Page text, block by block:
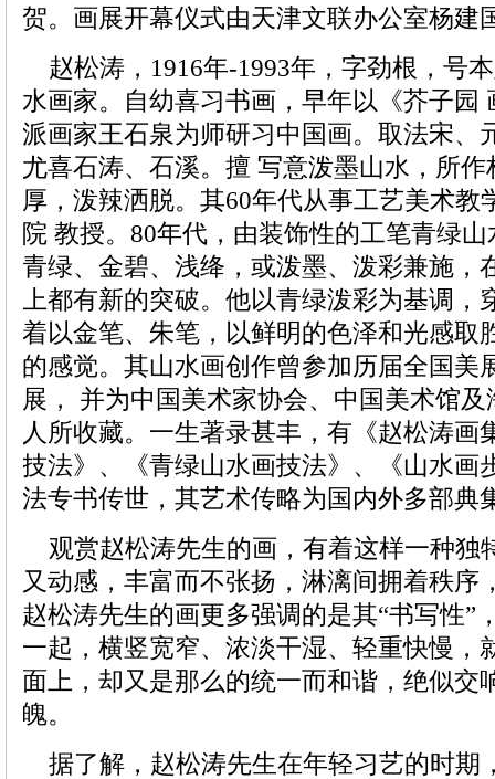
贺。画展开幕仪式由天津文联办公室杨建
赵松涛，1916年-1993年，字劲根，号
水画家。自幼喜习书画，早年以《芥子园
派画家王石泉为师研习中国画。取法宋、
尤喜石涛、石溪。擅 写意泼墨山水，所
厚，泼辣洒脱。其60年代从事工艺美术教
院 教授。80年代，由装饰性的工笔青绿
青绿、金碧、浅绛，或泼墨、泼彩兼施，
上都有新的突破。他以青绿泼彩为基调，
着以金笔、朱笔，以鲜明的色泽和光感取
的感觉。其山水画创作曾参加历届全国美
展， 并为中国美术家协会、中国美术馆
人所收藏。一生著录甚丰，有《赵松涛画
技法》、《青绿山水画技法》、《山水画
法专书传世，其艺术传略为国内外多部典
观赏赵松涛先生的画，有着这样一种独
又动感，丰富而不张扬，淋漓间拥着秩序
赵松涛先生的画更多强调的是其“书写性”
一起，横竖宽窄、浓淡干湿、轻重快慢，
面上，却又是那么的统一而和谐，绝似交
魄。
据了解，赵松涛先生在年轻习艺的时期